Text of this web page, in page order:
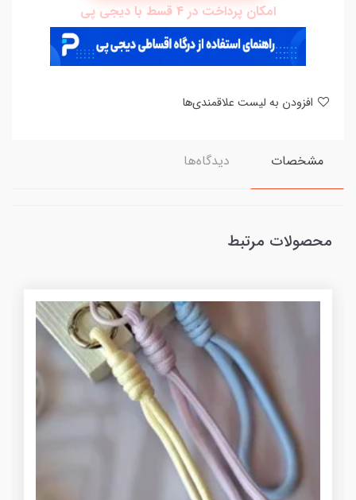
امکان پرداخت در 4 قسط با دیجی پی
مشخصات دیدگاه‌ها
محصولات مرتبط